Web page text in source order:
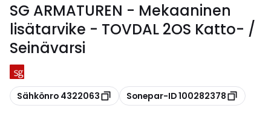
SG ARMATUREN - Mekaaninen
lisätarvike - TOVDAL 2OS Katto- /
Seinävarsi
Kopioi
Sähkönro 4322063 Kopioi
Sonepar-ID 100282378